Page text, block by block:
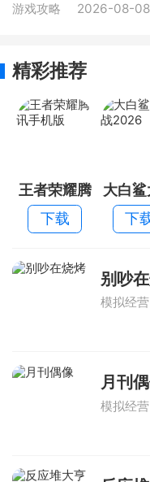
游戏攻略 2026-08-08
精彩推荐
王者荣耀腾
讯手机版
下载
大白
战
下
别吵
模拟经营
月刊
模拟经营